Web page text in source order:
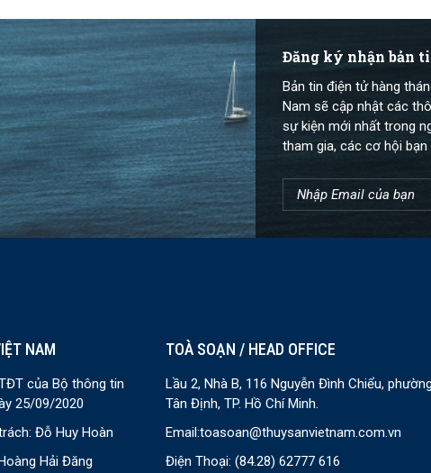
Đăng ký nhận bản
Bản tin điện tử hàng
Nam sẽ cập nhật các
sự kiện mới nhất trong
tham gia, các cơ hội
NAM
của Bộ thông tin
25/09/2020
Đỗ Huy Hoàn
Hải Đăng
TOÀ SOẠN / HEAD OFFICE
Lầu 2, Nhà B, 116 Nguyễn Đình Chiểu, phường
Tân Định, TP. Hồ Chí Minh.
Email:toasoan@thuysanvietnam.com.vn
Điện Thoại: (84.28) 62777 616